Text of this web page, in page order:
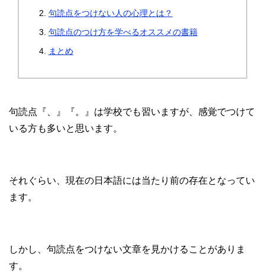
句読点をつけない人の心理とは？
句読点のつけ方を学べるオススメの書籍
まとめ
句読点『、』『。』は学校でも習いますが、感覚でつけて
いる方も多いと思います。
それぐらい、現在の日本語には当たり前の存在となってい
ます。
しかし、句読点をつけない文章を見かけることがありま
す。